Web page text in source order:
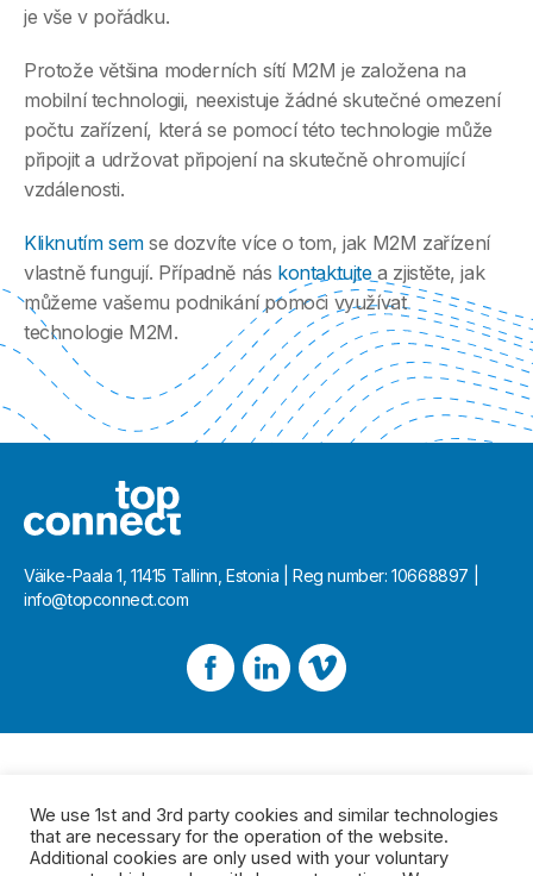
je vše v pořádku.
Protože většina moderních sítí M2M je založena na
mobilní technologii, neexistuje žádné skutečné omezení
počtu zařízení, která se pomocí této technologie může
připojit a udržovat připojení na skutečně ohromující
vzdálenosti.
Kliknutím semse dozvíte více o tom, jak M2M zařízení
vlastně fungují. Případně nás kontaktujtea zjistěte, jak
můžeme vašemu podnikání pomoci využívat
technologie M2M.
Väike-Paala 1, 11415 Tallinn, Estonia | Reg number: 10668897 |
info@topconnect.com
We use 1st and 3rd party cookies and similar technologies
that are necessary for the operation of the website.
Additional cookies are only used with your voluntary